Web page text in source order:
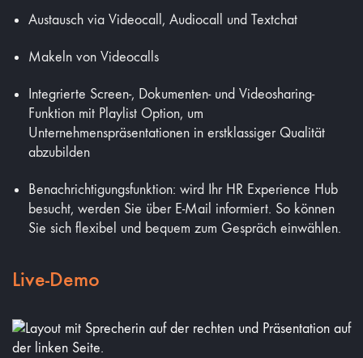
Austausch via Videocall, Audiocall und Textchat
Makeln von Videocalls
Integrierte Screen-, Dokumenten- und Videosharing-
Funktion mit Playlist Option, um
Unternehmenspräsentationen in erstklassiger Qualität
abzubilden
Benachrichtigungsfunktion: wird Ihr HR Experience Hub
besucht, werden Sie über E-Mail informiert. So können
Sie sich flexibel und bequem zum Gespräch einwählen.
Live-Demo